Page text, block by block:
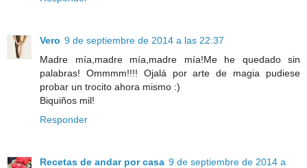
Vero 9 de septiembre de 2014 a las 22:37
Madre mía,madre mía,madre mía!Me he quedado sin
palabras! Ommmm!!!! Ojalá por arte de magia pudiese
probar un trocito ahora mismo :)
Biquiños mil!
Responder
Recetas de andar por casa 9 de septiembre de 2014 a